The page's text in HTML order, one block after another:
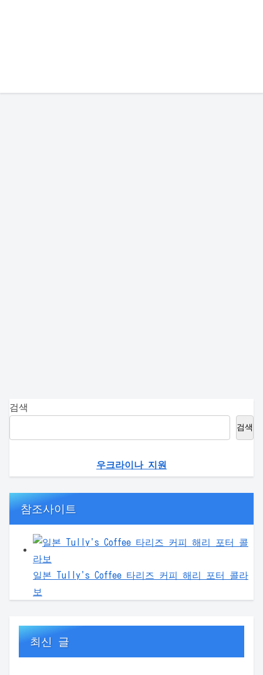
검색
검색
우크라이나 지원
참조사이트
일본 Tully's Coffee 타리즈 커피 해리 포터 콜라
보
최신 글